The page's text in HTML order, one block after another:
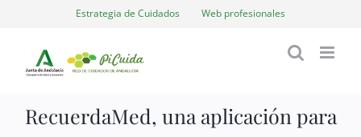
contenido
Estrategia de Cuidados Web profesionales
RecuerdaMed, una aplicación para